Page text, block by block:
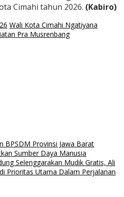
Cimahi tahun 2026. (Kabiro)
Wali Kota Cimahi Ngatiyana
Pra Musrenbang
BPSDM Provinsi Jawa Barat
Sumber Daya Manusia
Selenggarakan Mudik Gratis, Ali
Prioritas Utama Dalam Perjalanan